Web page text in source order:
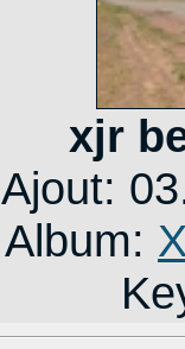
xjr
Ajout:
Album: